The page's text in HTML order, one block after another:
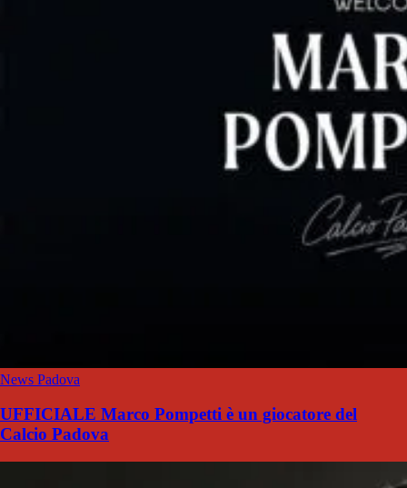
News Padova
UFFICIALE Marco Pompetti è un giocatore del
Calcio Padova